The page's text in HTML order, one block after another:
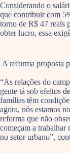
Considerando o
que contribuir com
torno de R$ 47 reais
obter lucro, essa
A reforma proposta
“As relações do
gente tá sob efeitos
famílias têm
agora, nós estamos
reforma que não
começam a trabalhar
no setor urbano”,